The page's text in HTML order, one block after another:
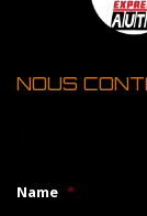
NOUS
Name *